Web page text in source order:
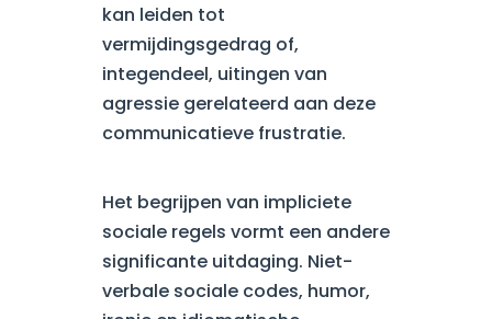
kan leiden tot
vermijdingsgedrag of,
integendeel, uitingen van
agressie gerelateerd aan deze
communicatieve frustratie.
Het begrijpen van impliciete
sociale regels vormt een andere
significante uitdaging. Niet-
verbale sociale codes, humor,